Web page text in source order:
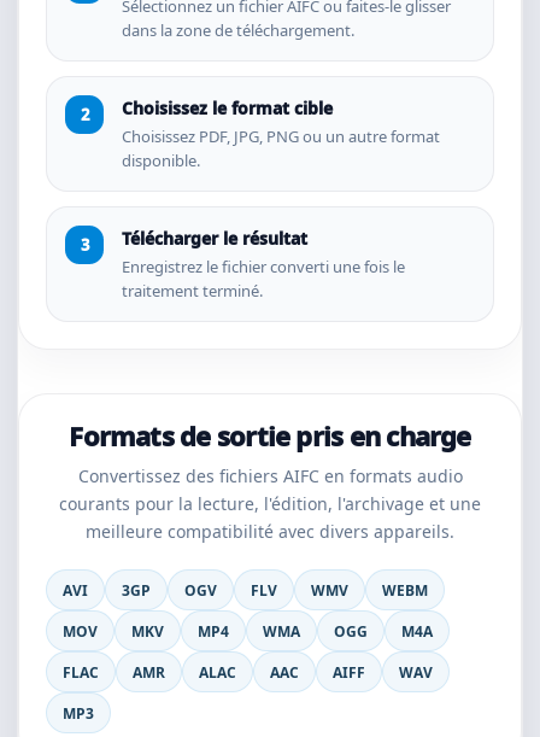
Sélectionnez un fichier AIFC ou faites-le glisser
dans la zone de téléchargement.
Choisissez le format cible
Choisissez PDF, JPG, PNG ou un autre format
disponible.
Télécharger le résultat
Enregistrez le fichier converti une fois le
traitement terminé.
Formats de sortie pris en charge
Convertissez des fichiers AIFC en formats audio
courants pour la lecture, l'édition, l'archivage et une
meilleure compatibilité avec divers appareils.
AVI 3GP OGV FLV WMV
WEBM
MOV
MKV MP4 WMA OGG
M4A
FLAC
AMR ALAC AAC AIFF
WAV
MP3